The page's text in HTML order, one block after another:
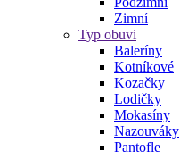
Zimní
Typ obuvi
Baleríny
Kotníkové
Kozačky
Lodičky
Mokasíny
Nazouváky
Pantofle